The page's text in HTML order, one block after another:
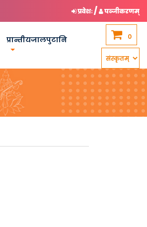
प्रवेशः/ पञ्जीकरणम्
प्रान्तीयजालपुटानि 0